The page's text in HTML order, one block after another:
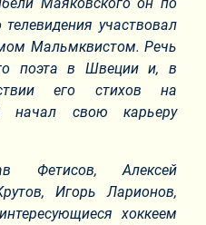
участвовал
Мальмквистом. Речь
поэта в Швеции и, в
его стихов на
начал свою карьеру
Фетисов, Алексей
Игорь Ларионов,
хоккеем